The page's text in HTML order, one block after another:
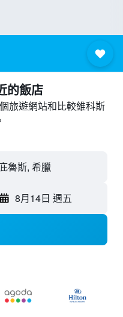
的飯店
旅遊網站和比較維科斯
魯斯, 希臘
8月14日 週五